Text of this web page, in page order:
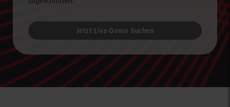
Jetzt Live-Demo buchen